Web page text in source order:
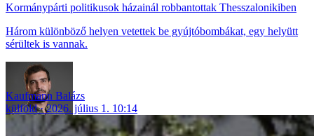
Kormánypárti politikusok házainál robbantottak Thesszalonikiben
Három különböző helyen vetettek be gyújtóbombákat, egy helyütt
sérültek is vannak.
Kaufmann Balázs
külföld
2026. július 1. 10:14